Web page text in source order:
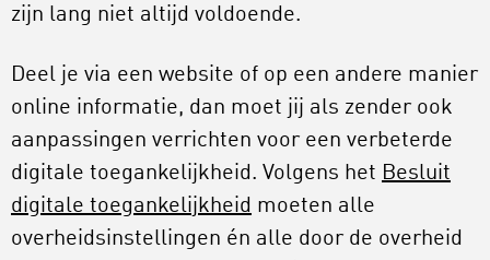
zijn lang niet altijd voldoende.
Deel je via een website of op een andere manier
online informatie, dan moet jij als zender ook
aanpassingen verrichten voor een verbeterde
digitale toegankelijkheid. Volgens het Besluit
digitale toegankelijkheid moeten alle
overheidsinstellingen én alle door de overheid